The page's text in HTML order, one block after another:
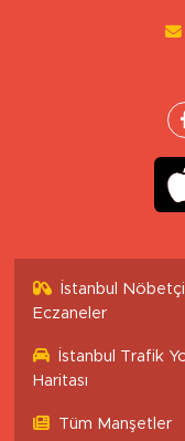
İstanbul Nöbetçi
Eczaneler
İstanbul Trafik
Haritası
Tüm Manşetler